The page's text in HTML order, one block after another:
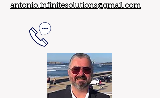
antonio.infinitesolutions@gmail.com